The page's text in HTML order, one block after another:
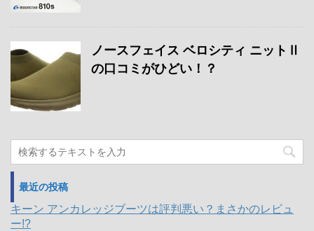
ノースフェイス ベロシティ ニットⅡ
の口コミがひどい！？
最近の投稿
キーン アンカレッジブーツは評判悪い？まさかのレビュ
ー!?